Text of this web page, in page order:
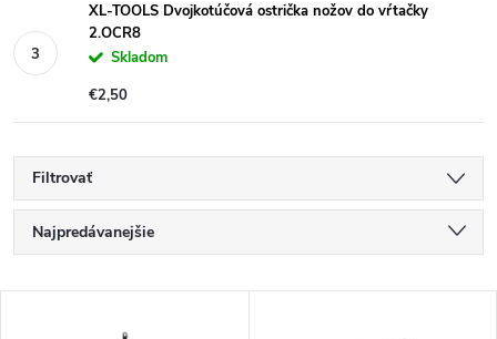
XL-TOOLS Dvojkotúčová ostrička nožov do vŕtačky
2.OCR8
Skladom
€2,50
Filtrovať
R
a
Najpredávanejšie